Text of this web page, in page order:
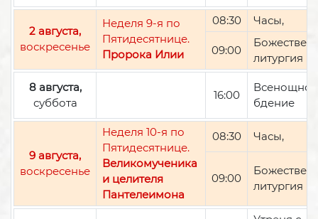
2 августа,
воскресенье
Неделя 9-я по
Пятидесятнице.
Пророка Илии
08:30 Часы,
09:00
литургия
8 августа,
суббота
16:00
Всенощное
бдение
9 августа,
воскресенье
Неделя 10-я по
Пятидесятнице.
Великомученика
и целителя
Пантелеимона
08:30 Часы,
09:00
литургия